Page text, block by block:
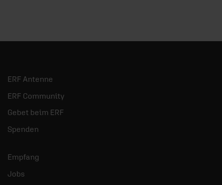
ERF Antenne
ERF Community
Gebet beim ERF
Spenden
Empfang
Jobs